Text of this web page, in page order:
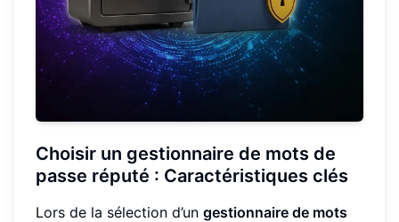
Choisir un gestionnaire de mots de
passe réputé : Caractéristiques clés
Lors de la sélection d’un gestionnaire de mots